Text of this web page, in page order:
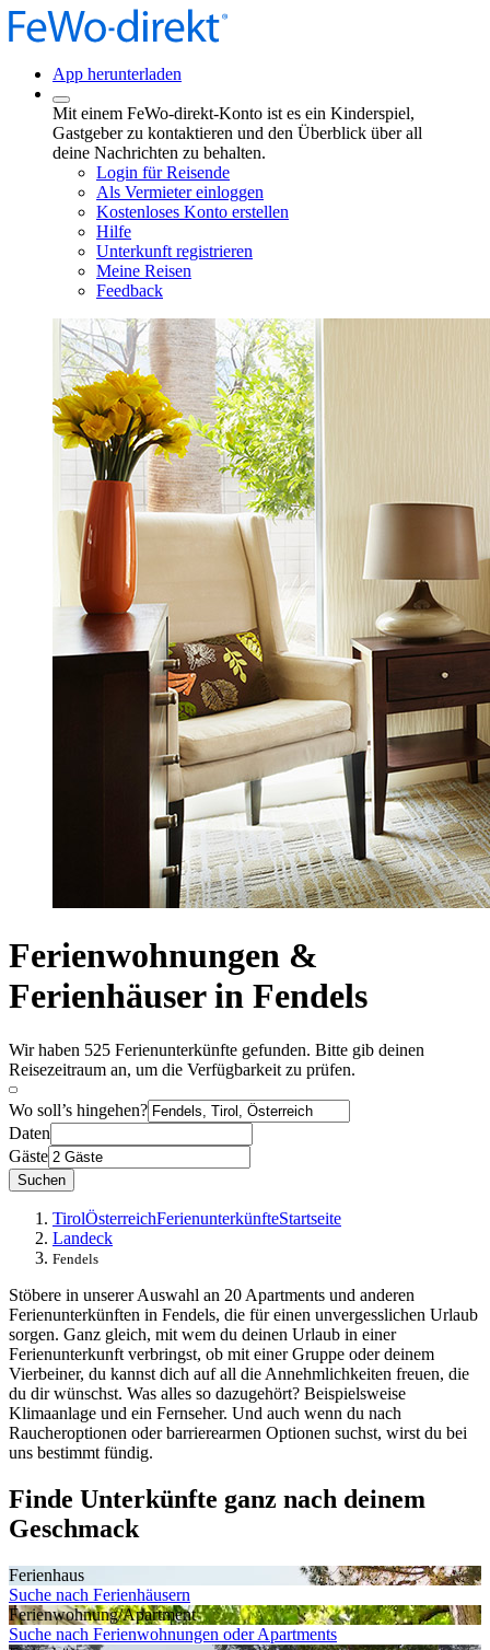
App herunterladen
Mit einem FeWo-direkt-Konto ist es ein Kinderspiel,
Gastgeber zu kontaktieren und den Überblick über all
deine Nachrichten zu behalten.
Login für Reisende
Als Vermieter einloggen
Kostenloses Konto erstellen
Hilfe
Unterkunft registrieren
Meine Reisen
Feedback
Ferienwohnungen &
Ferienhäuser in Fendels
Wir haben 525 Ferienunterkünfte gefunden. Bitte gib deinen
Reisezeitraum an, um die Verfügbarkeit zu prüfen.
Wo soll’s hingehen?
Daten
Gäste
Suchen
TirolÖsterreichFerienunterkünfteStartseite
Landeck
Fendels
Stöbere in unserer Auswahl an 20 Apartments und anderen
Ferienunterkünften in Fendels, die für einen unvergesslichen Urlaub
sorgen. Ganz gleich, mit wem du deinen Urlaub in einer
Ferienunterkunft verbringst, ob mit einer Gruppe oder deinem
Vierbeiner, du kannst dich auf all die Annehmlichkeiten freuen, die
du dir wünschst. Was alles so dazugehört? Beispielsweise
Klimaanlage und ein Fernseher. Und auch wenn du nach
Raucheroptionen oder barrierearmen Optionen suchst, wirst du bei
uns bestimmt fündig.
Finde Unterkünfte ganz nach deinem
Geschmack
Ferienhaus
Suche nach Ferienhäusern
Ferienwohnung/Apartment
Suche nach Ferienwohnungen oder Apartments